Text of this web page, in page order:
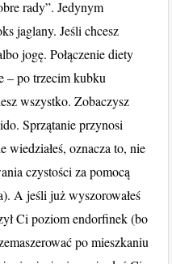
rady”. Jedynym
jaglany. Jeśli chcesz
jogę. Połączenie diety
– po trzecim kubku
wszystko. Zobaczysz
Sprzątanie przynosi
wiedziałeś, oznacza to, nie
czystości za pomocą
A jeśli już wyszorowałeś
Ci poziom endorfinek (bo
po mieszkaniu